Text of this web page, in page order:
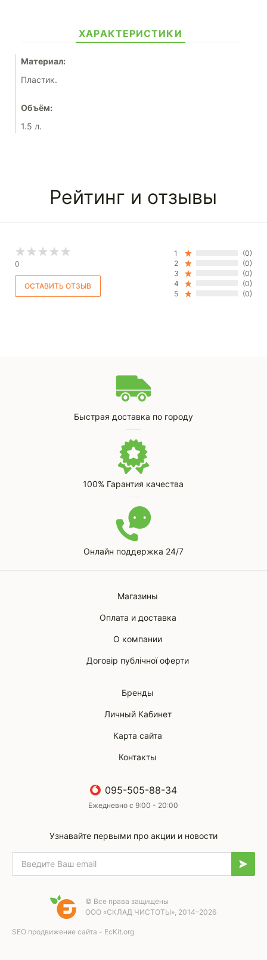
ХАРАКТЕРИСТИКИ
Материал:
Пластик.
Объём:
1.5 л.
Рейтинг и отзывы
0
1
(0)
2
(0)
3
(0)
4
(0)
5
(0)
Быстрая доставка по городу
100% Гарантия качества
Онлайн поддержка 24/7
Магазины
Оплата и доставка
О компании
Договір публічної оферти
Бренды
Личный Кабинет
Карта сайта
Контакты
095-505-88-34
Ежедневно с 9:00 - 20:00
Узнавайте первыми про акции и новости
© Все права защищены
ООО «СКЛАД ЧИСТОТЫ», 2014–2026
SEO продвижение сайта - EcKit.org